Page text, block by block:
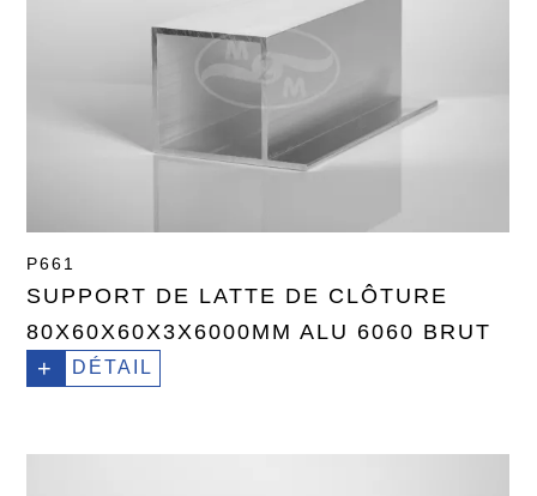
P661
SUPPORT DE LATTE DE CLÔTURE
80X60X60X3X6000MM ALU 6060 BRUT
+ DÉTAIL